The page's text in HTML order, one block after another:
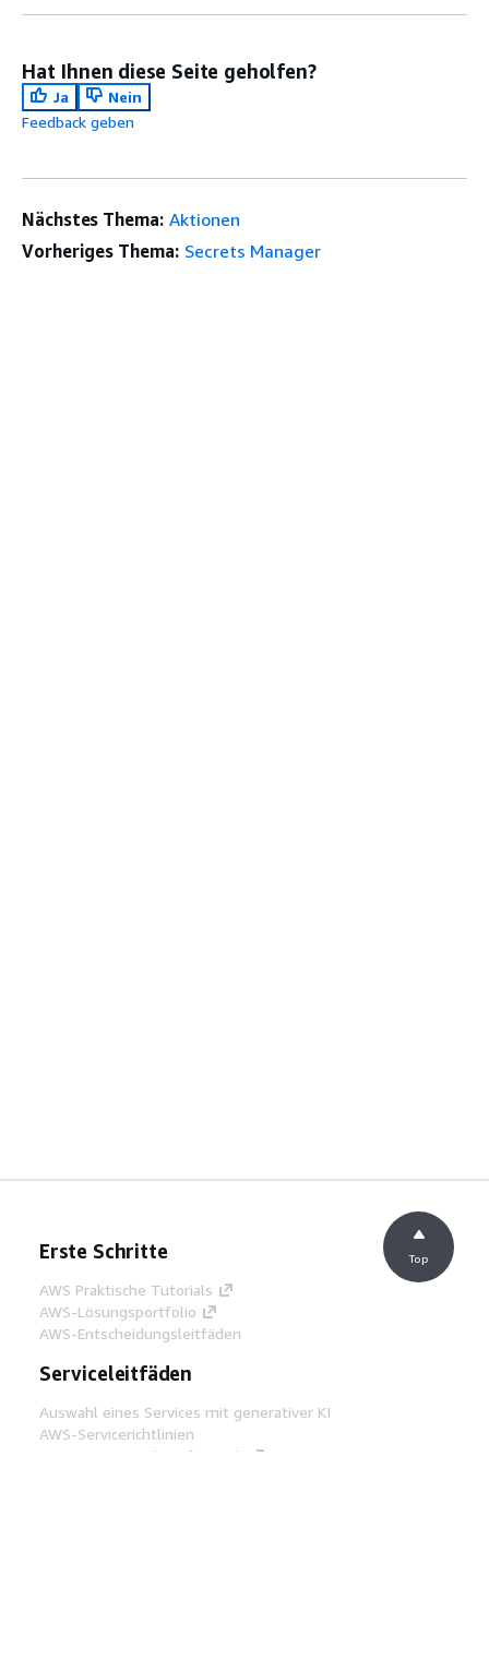
Hat Ihnen diese Seite geholfen?
Ja
Nein
Feedback geben
Nächstes Thema: Aktionen
Vorheriges Thema: Secrets Manager
Erste Schritte
AWS Praktische Tutorials
AWS-Lösungsportfolio
AWS-Entscheidungsleitfäden
Serviceleitfäden
Auswahl eines Services mit generativer KI
AWS-Servicerichtlinien
AWS-CLI-Tutorials auf GitHub
Top